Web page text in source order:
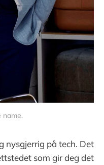
name.
på tech. Det
som gir deg det